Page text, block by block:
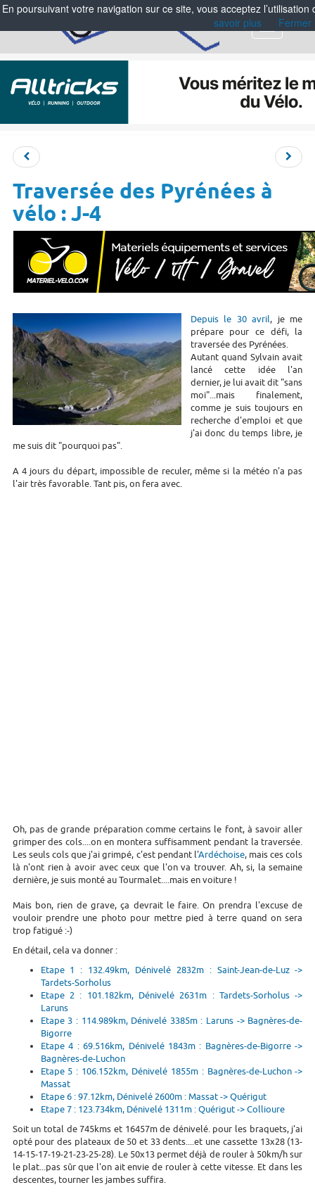
Menu
Traversée des Pyrénées à
vélo : J-4
Depuis le 30 avril, je me
prépare pour ce défi, la
traversée des Pyrénées.
Autant quand Sylvain avait
lancé cette idée l'an
dernier, je lui avait dit "sans
moi"...mais finalement,
comme je suis toujours en
recherche d'emploi et que
j'ai donc du temps libre, je
me suis dit "pourquoi pas".
A 4 jours du départ, impossible de reculer, même si la météo n'a pas
l'air très favorable. Tant pis, on fera avec.
Oh, pas de grande préparation comme certains le font, à savoir aller
grimper des cols....on en montera suffisamment pendant la traversée.
Les seuls cols que j'ai grimpé, c'est pendant l'Ardéchoise, mais ces cols
là n'ont rien à avoir avec ceux que l'on va trouver. Ah, si, la semaine
dernière, je suis monté au Tourmalet....mais en voiture !
Mais bon, rien de grave, ça devrait le faire. On prendra l'excuse de
vouloir prendre une photo pour mettre pied à terre quand on sera
trop fatigué :-)
En détail, cela va donner :
Etape 1 : 132.49km, Dénivelé 2832m : Saint-Jean-de-Luz ->
Tardets-Sorholus
Etape 2 : 101.182km, Dénivelé 2631m : Tardets-Sorholus ->
Laruns
Etape 3 : 114.989km, Dénivelé 3385m : Laruns -> Bagnères-de-
Bigorre
Etape 4 : 69.516km, Dénivelé 1843m : Bagnères-de-Bigorre ->
Bagnères-de-Luchon
Etape 5 : 106.152km, Dénivelé 1855m : Bagnères-de-Luchon ->
Massat
Etape 6 : 97.12km, Dénivelé 2600m : Massat -> Quérigut
Etape 7 : 123.734km, Dénivelé 1311m : Quérigut -> Collioure
Soit un total de 745kms et 16457m de dénivelé. pour les braquets, j'ai
opté pour des plateaux de 50 et 33 dents....et une cassette 13x28 (13-
14-15-17-19-21-23-25-28). Le 50x13 permet déjà de rouler à 50km/h sur
le plat...pas sûr que l'on ait envie de rouler à cette vitesse. Et dans les
descentes, tourner les jambes suffira.
En poursuivant votre navigation sur ce site, vous acceptez
savoir plus
Fermer